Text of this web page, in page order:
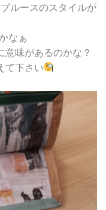
ルースのスタイルが
なぁ
意味があるのかな？
て下さい